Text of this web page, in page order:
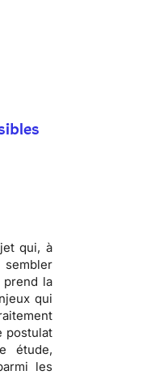
qui, à
prend la
qui
postulat
étude,
les